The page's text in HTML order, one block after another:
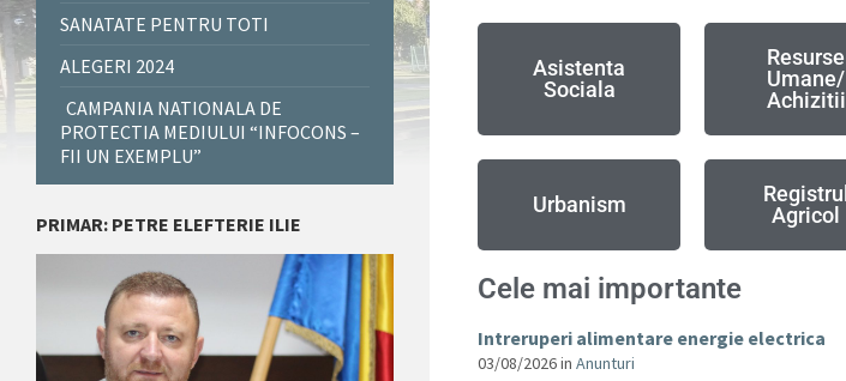
Asistenta
Sociala
Resurse
Umane/
Achizitii
Urbanism
Registrul
Agricol
Cele mai importante
Intreruperi alimentare energie electrica
03/08/2026inAnunturi
SANATATE PENTRU TOTI
ALEGERI 2024
CAMPANIA NATIONALA DE
PROTECTIA MEDIULUI “INFOCONS –
FII UN EXEMPLU”
PRIMAR: PETRE ELEFTERIE ILIE